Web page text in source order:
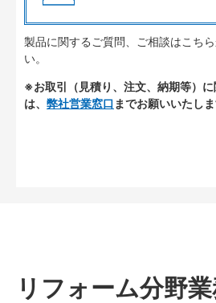
製品に関するご質問、ご相談はこち
い。
※お取引（見積り、注文、納期等）
は、 弊社営業窓口 までお願いいたしま
リフォーム分野